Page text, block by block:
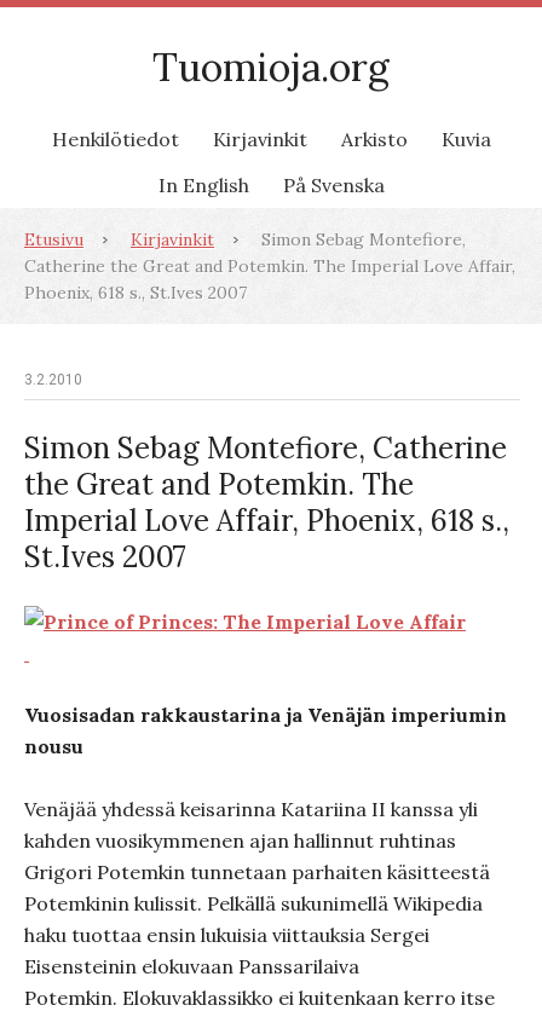
Tuomioja.org
Henkilötiedot Kirjavinkit Arkisto
Kuvia
In English
På Svenska
Etusivu Kirjavinkit
Simon Sebag Montefiore,
Catherine the Great and Potemkin. The Imperial Love Affair,
Phoenix, 618 s., St.Ives 2007
3.2.2010
Simon Sebag Montefiore, Catherine
the Great and Potemkin. The
Imperial Love Affair, Phoenix, 618 s.,
St.Ives 2007
Vuosisadan rakkaustarina ja Venäjän imperiumin
nousu
Venäjää yhdessä keisarinna Katariina II kanssa yli
kahden vuosikymmenen ajan hallinnut ruhtinas
Grigori Potemkin tunnetaan parhaiten käsitteestä
Potemkinin kulissit. Pelkällä sukunimellä Wikipedia
haku tuottaa ensin lukuisia viittauksia Sergei
Eisensteinin elokuvaan Panssarilaiva
Potemkin. Elokuvaklassikko ei kuitenkaan kerro itse